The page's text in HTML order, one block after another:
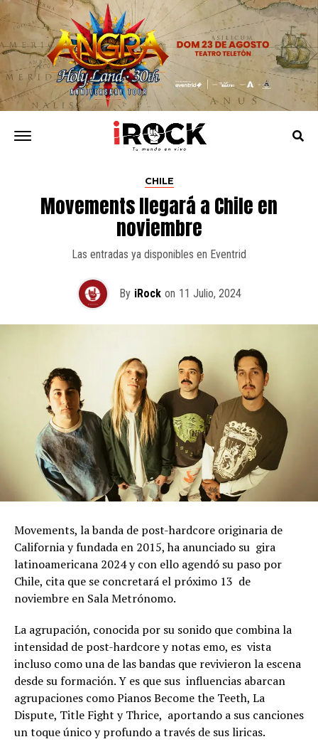
CHILE
Movements llegará a Chile en
noviembre
Las entradas ya disponibles en Eventrid
By iRock on 11 Julio, 2024
Movements, la banda de post-hardcore originaria de
California y fundada en 2015, ha anunciado su gira
latinoamericana 2024 y con ello agendó su paso por
Chile, cita que se concretará el próximo 13 de
noviembre en Sala Metrónomo.
La agrupación, conocida por su sonido que combina la
intensidad de post-hardcore y notas emo, es vista
incluso como una de las bandas que revivieron la escena
desde su formación. Y es que sus influencias abarcan
agrupaciones como Pianos Become the Teeth, La
Dispute, Title Fight y Thrice, aportando a sus canciones
un toque único y profundo a través de sus liricas.